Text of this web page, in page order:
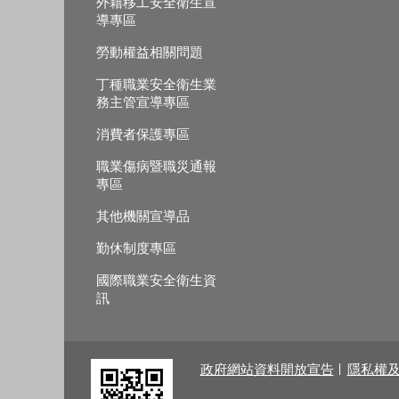
導專區
勞動權益相關問題
丁種職業安全衛生業
務主管宣導專區
消費者保護專區
職業傷病暨職災通報
專區
其他機關宣導品
勤休制度專區
國際職業安全衛生資
訊
政府網站資料開放宣告 隱私權